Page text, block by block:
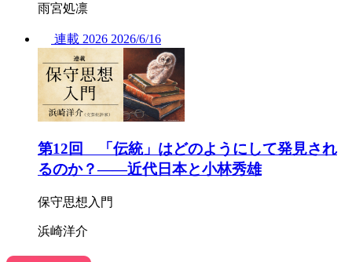
雨宮処凛
連載 2026 2026/6/16
第12回 「伝統」はどのようにして発見され
るのか？——近代日本と小林秀雄
保守思想入門
浜崎洋介